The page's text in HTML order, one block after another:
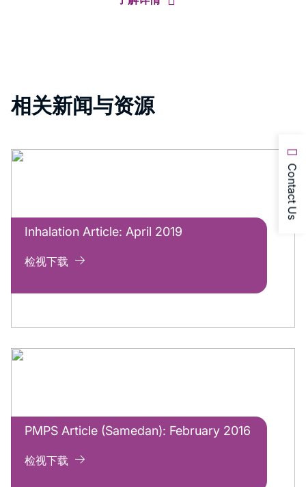
Contact Us
相关新闻与资源
Inhalation Article: April 2019
检视下载
PMPS Article (Samedan): February 2016
检视下载